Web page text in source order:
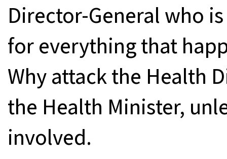
Director-General who
for everything that
Why attack the Health
the Health Minister,
involved.